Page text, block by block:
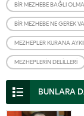
BIR MEZHEBE BAĞLI
BIR MEZHEBE NE GEREK
MEZHEPLER KURANA
MEZHEPLERIN DELILLERI
BUNLARA